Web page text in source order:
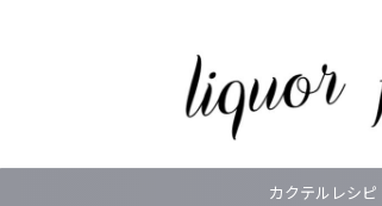
カクテルレシピ